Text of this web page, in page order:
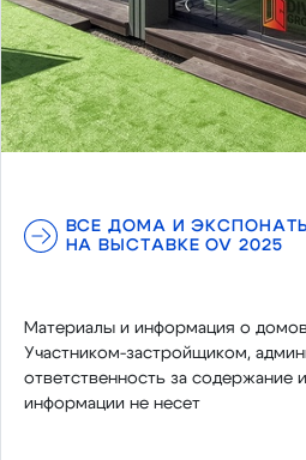
ВСЕ ДОМА И
НА ВЫСТАВКЕ OV 2025
Материалы и информация о
Участником-застройщиком,
ответственность за содержание
информации не несет